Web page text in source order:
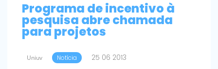
Programa de incentivo à
pesquisa abre chamada
para projetos
Uniuv Notícia 25 06 2013